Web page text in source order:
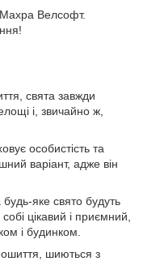
Велсофт.
свята завжди
і, звичайно ж,
особистість та
варіант, адже він
яке свято будуть
цікавий і приємний,
і будинком.
шиються з